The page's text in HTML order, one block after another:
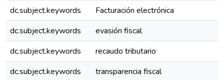
dc.subject.keywords
Facturación electrónica
dc.subject.keywords
evasión fiscal
dc.subject.keywords
recaudo tributario
dc.subject.keywords
transparencia fiscal